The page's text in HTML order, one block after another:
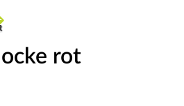
rot